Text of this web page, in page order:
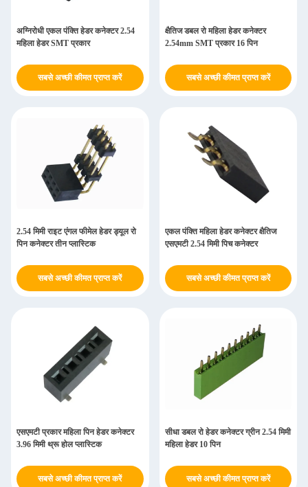
अग्निरोधी एकल पंक्ति हेडर कनेक्टर 2.54
महिला हेडर SMT प्रकार
सबसे अच्छी कीमत प्राप्त करें
क्षैतिज डबल रो महिला हेडर कनेक्टर
2.54mm SMT प्रकार 16 पिन
सबसे अच्छी कीमत प्राप्त करें
2.54 मिमी राइट एंगल फीमेल हेडर ड्यूल रो
पिन कनेक्टर तीन प्लास्टिक
सबसे अच्छी कीमत प्राप्त करें
एकल पंक्ति महिला हेडर कनेक्टर क्षैतिज
एसएमटी 2.54 मिमी पिच कनेक्टर
सबसे अच्छी कीमत प्राप्त करें
एसएमटी प्रकार महिला पिन हेडर कनेक्टर
3.96 मिमी थ्रू होल प्लास्टिक
सबसे अच्छी कीमत प्राप्त करें
सीधा डबल रो हेडर कनेक्टर ग्रीन 2.54 मिमी
महिला हेडर 10 पिन
सबसे अच्छी कीमत प्राप्त करें